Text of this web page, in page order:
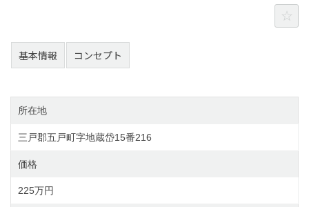
基本情報 コンセプト
所在地
三戸郡五戸町字地蔵岱15番216
価格
225万円